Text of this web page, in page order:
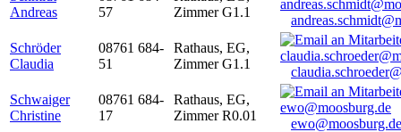
Andreas
57
Zimmer G1.1
Schröder
Claudia
08761 684-
51
Rathaus, EG,
Zimmer G1.1
Schwaiger
Christine
08761 684-
17
Rathaus, EG,
Zimmer R0.01
ewo@moosburg.de